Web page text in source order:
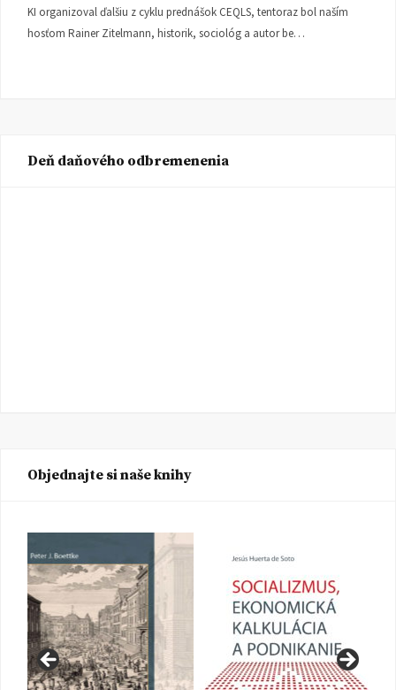
KI organizoval ďalšiu z cyklu prednášok CEQLS, tentoraz bol naším
hosťom Rainer Zitelmann, historik, sociológ a autor be…
Deň daňového odbremenenia
Objednajte si naše knihy